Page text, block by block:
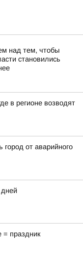
над тем, чтобы
становились
в регионе возводят
от аварийного
дней
праздник